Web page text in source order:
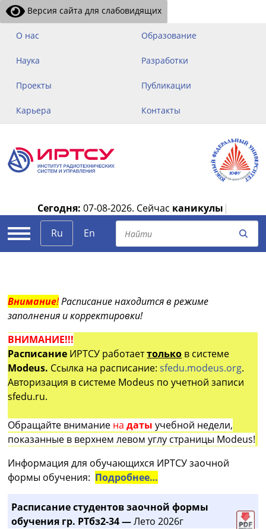
Версия сайта для слабовидящих
О нас Образование
Наука Разработки
Проекты Публикации
Карьера Контакты
Сегодня: 07-08-2026. Сейчас каникулы |
Ru
En
Внимание!Расписание находится в режиме
заполнения и корректировки!
ВНИМАНИЕ!!!
Расписание ИРТСУ работаеттолько в системе
Modeus. Ссылка на расписание:sfedu.modeus.org.
Авторизация в системе Modeus по учетной записи
sfedu.ru.
Обращайте внимание на датыучебной недели,
показанные в верхнем левом углу страницы Modeus!
Информация для обучающихся ИРТСУ заочной
формы обучения: Подробнее…
Расписание студентов заочной формы
обучения гр. РТбз2-34 —Лето 2026г